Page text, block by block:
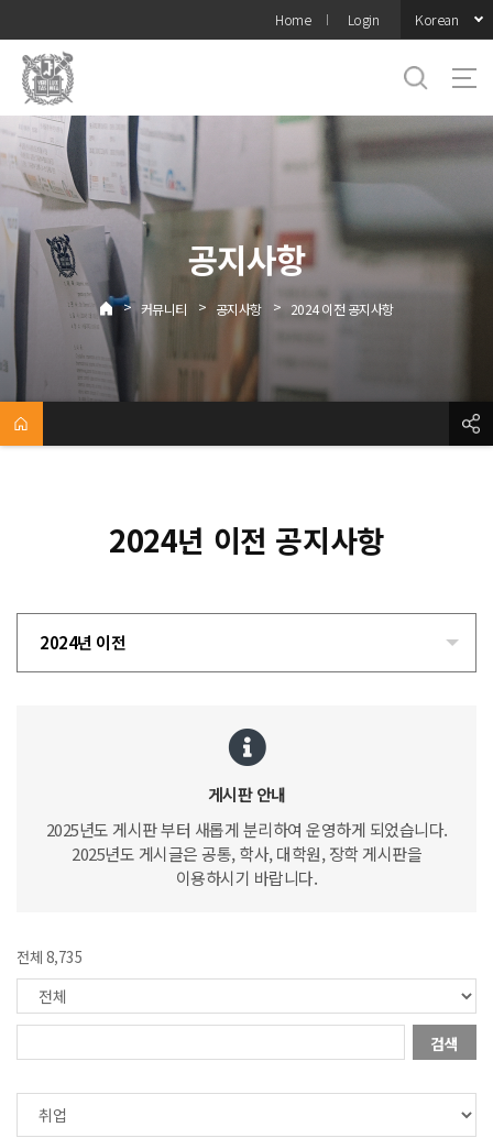
메뉴
Home Login Korean
공지사항
> 커뮤니티 > 공지사항 > 2024 이전 공지사항
2024년 이전 공지사항
2024년 이전
게시판 안내
2025년도 게시판 부터 새롭게 분리하여 운영하게 되었습니다.
2025년도 게시글은 공통, 학사, 대학원, 장학 게시판을
이용하시기 바랍니다.
전체 8,735
검색